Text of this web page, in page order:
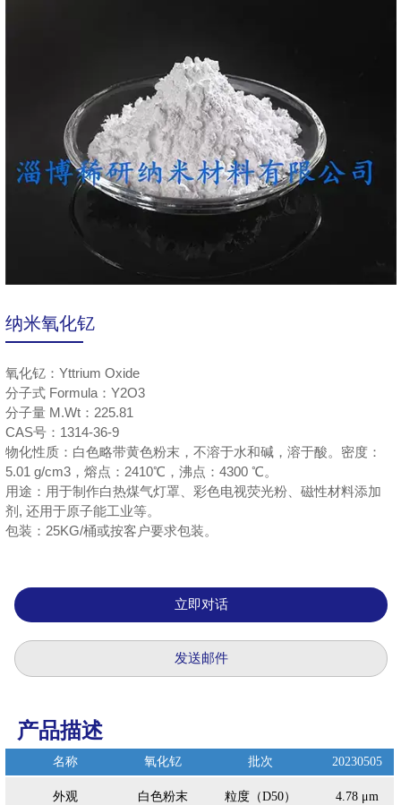
纳米氧化钇
氧化钇：Yttrium Oxide
分子式 Formula：Y2O3
分子量 M.Wt：225.81
CAS号：1314-36-9
物化性质：白色略带黄色粉末，不溶于水和碱，溶于酸。密度：
5.01 g/cm3，熔点：2410℃，沸点：4300 ℃。
用途：用于制作白热煤气灯罩、彩色电视荧光粉、磁性材料添加
剂, 还用于原子能工业等。
包装：25KG/桶或按客户要求包装。
立即对话
发送邮件
产品描述
名称 氧化钇 批次 20230505
外观 白色粉末 粒度（D50） 4.78 μm